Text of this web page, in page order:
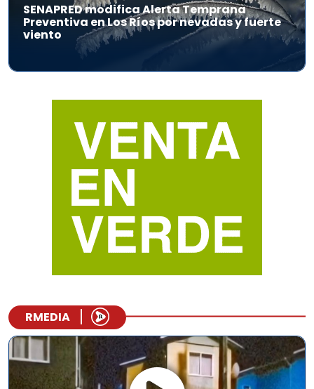
SENAPRED modifica Alerta Temprana
Preventiva en Los Ríos por nevadas y fuerte
viento
RMEDIA